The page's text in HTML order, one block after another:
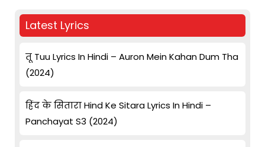
Latest Lyrics
तू Tuu Lyrics In Hindi – Auron Mein Kahan Dum Tha
(2024)
हिंद के सितारा Hind Ke Sitara Lyrics In Hindi –
Panchayat S3 (2024)